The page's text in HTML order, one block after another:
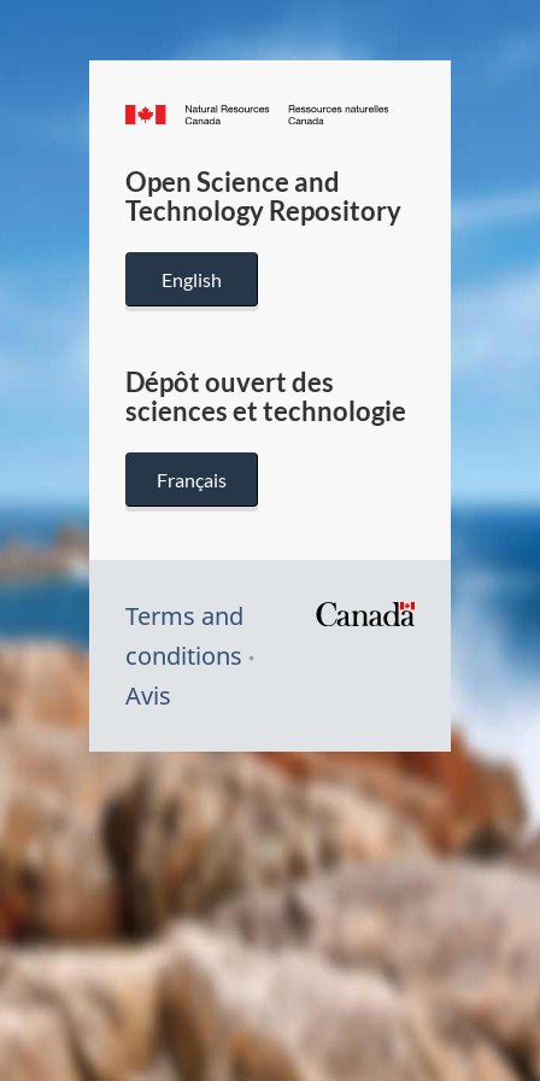
Canada.ca
/
Canada
Open Science and
Technology Repository
English
Dépôt ouvert des
sciences et technologie
Français
Terms and
conditions
Avis
Symbole
du
Canada